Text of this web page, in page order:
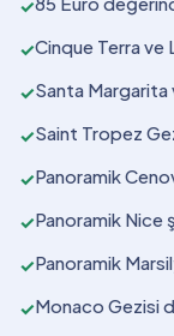
✓
✓Cinque Terra ve
✓Santa
✓Saint Tropez
✓Panoramik
✓Panoramik Nice
✓Panoramik
✓Monaco Gezisi